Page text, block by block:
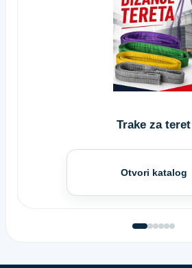
Trake za teret
Otvori katalog